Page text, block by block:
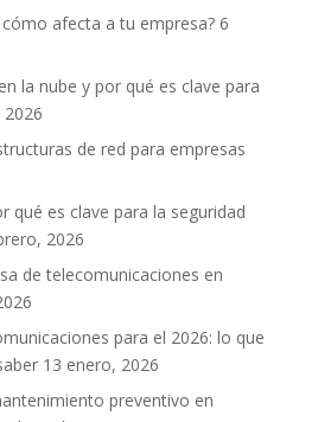
afecta a tu empresa? 6
la nube y por qué es clave para
2026
de red para empresas
qué es clave para la seguridad
2026
de telecomunicaciones en
para el 2026: lo que
13 enero, 2026
preventivo en